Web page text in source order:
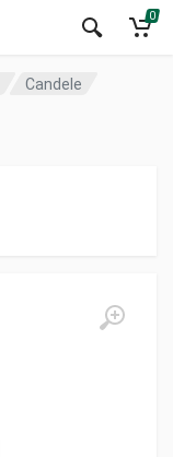
0
Candele